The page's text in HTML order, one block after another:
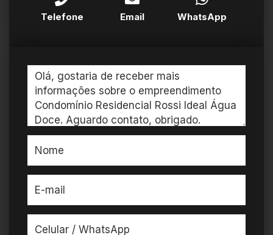
Telefone Email WhatsApp